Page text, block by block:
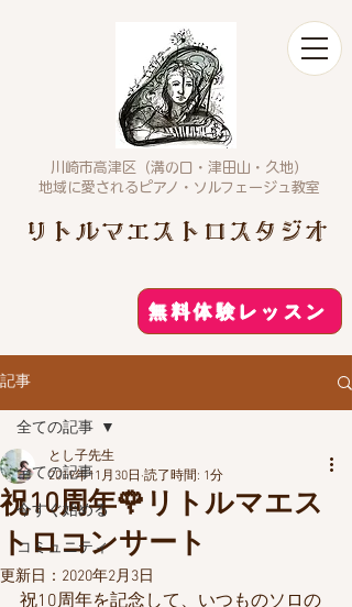
川崎市高津区（溝の口・津田山・久地）
​地域に愛されるピアノ・ソルフェージュ教室
無料体験レッスン
リトルマエストロスタジオ
記事
全ての記事
今すぐ始める
コミュニティ
全ての記事
祝10周年🌹リトルマエス
トロコンサート
とし子先生
2019年11月30日 読了時間: 1分
更新日： 2020年2月3日
祝10周年を記念して、いつものソロの